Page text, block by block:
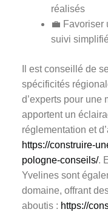
réalisés
💼 Favoriser
suivi simplifié
Il est conseillé de
spécificités
d’experts pour une
apportent un
réglementation et
https://construire-
pologne-conseils/.
Yvelines sont
domaine, offrant
aboutis : https://